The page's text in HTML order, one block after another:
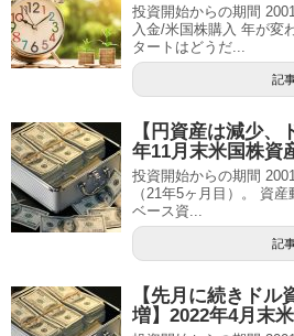
投資開始からの期間
入金/米国株購入 年が変
タートはどうだ...
記
【円資産は減少、
年11月末米国株資
投資開始からの期間
（21年5ヶ月目）。 資
ベース資...
記
【先月に続きド
増】2022年4月末